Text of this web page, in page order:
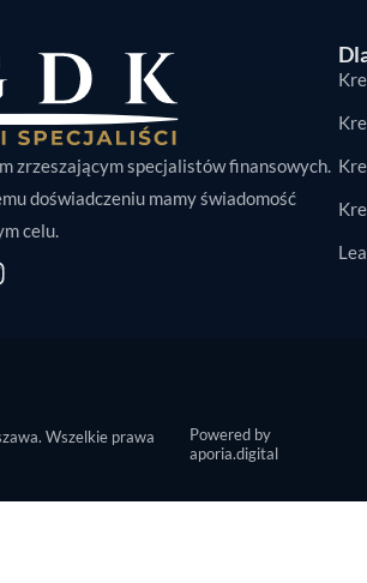
zrzeszającym specjalistów finansowych.
doświadczeniu mamy świadomość
celu.
Wszelkie prawa
Powered by
aporia.digital